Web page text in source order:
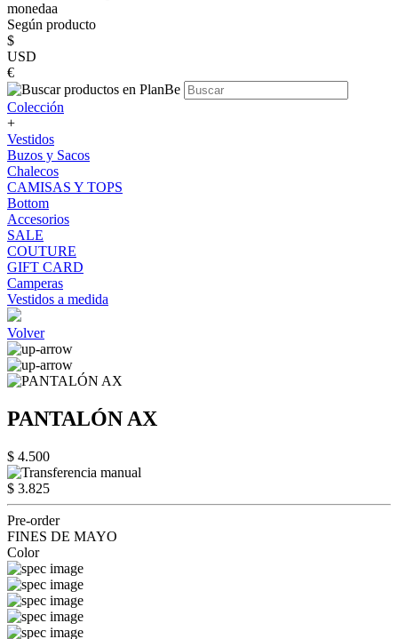
monedaa
Según producto
$
USD
€
Colección
+
Vestidos
Buzos y Sacos
Chalecos
CAMISAS Y TOPS
Bottom
Accesorios
SALE
COUTURE
GIFT CARD
Camperas
Vestidos a medida
Volver
PANTALÓN AX
$ 4.500
$ 3.825
Pre-order
FINES DE MAYO
Color